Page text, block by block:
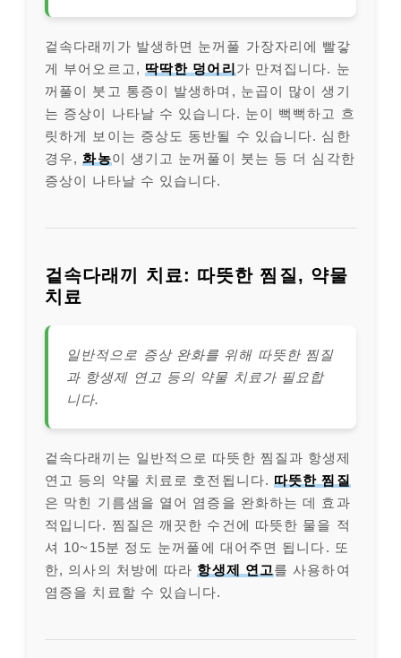
겉속다래끼가 발생하면 눈꺼풀 가장자리에 빨갛
게 부어오르고, 딱딱한 덩어리 가 만져집니다. 눈
꺼풀이 붓고 통증이 발생하며, 눈곱이 많이 생기
는 증상이 나타날 수 있습니다. 눈이 뻑뻑하고 흐
릿하게 보이는 증상도 동반될 수 있습니다. 심한
경우,화농이 생기고 눈꺼풀이 붓는 등 더 심각한
증상이 나타날 수 있습니다.
겉속다래끼 치료: 따뜻한 찜질, 약물
치료
일반적으로 증상 완화를 위해 따뜻한 찜질
과 항생제 연고 등의 약물 치료가 필요합
니다.
겉속다래끼는 일반적으로 따뜻한 찜질과 항생제
연고 등의 약물 치료로 호전됩니다. 따뜻한 찜질
은 막힌 기름샘을 열어 염증을 완화하는 데 효과
적입니다. 찜질은 깨끗한 수건에 따뜻한 물을 적
셔 10~15분 정도 눈꺼풀에 대어주면 됩니다. 또
한, 의사의 처방에 따라 항생제 연고를 사용하여
염증을 치료할 수 있습니다.